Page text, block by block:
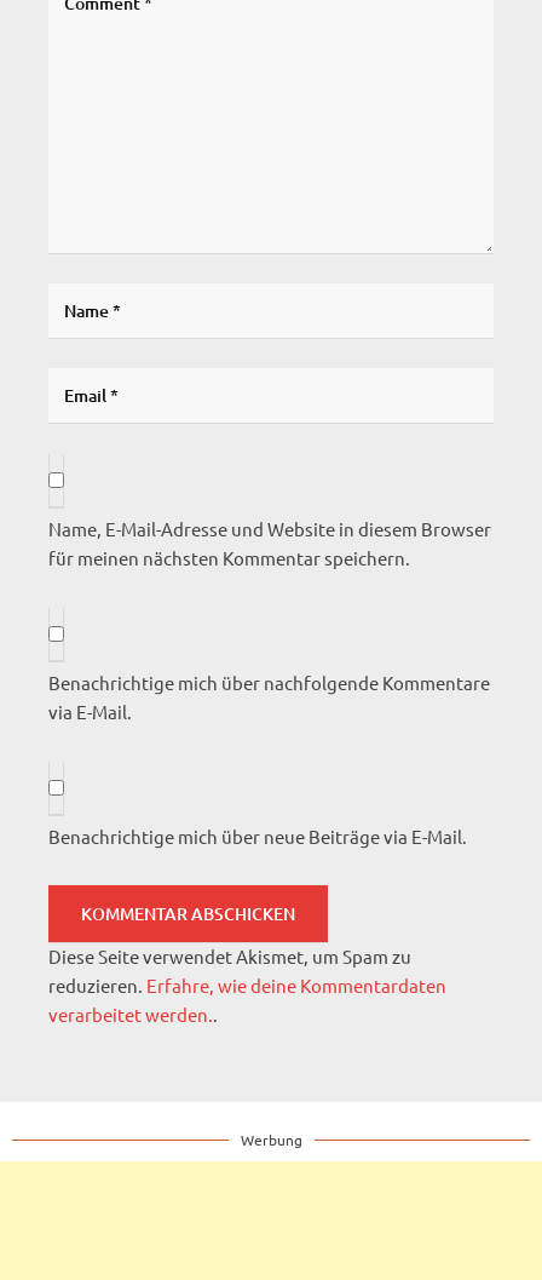
Name, E-Mail-Adresse und Website in diesem Browser
für meinen nächsten Kommentar speichern.
Benachrichtige mich über nachfolgende Kommentare
via E-Mail.
Benachrichtige mich über neue Beiträge via E-Mail.
Diese Seite verwendet Akismet, um Spam zu
reduzieren. Erfahre, wie deine Kommentardaten
verarbeitet werden..
Werbung